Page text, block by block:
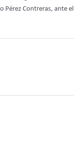
Pérez Contreras, ante el